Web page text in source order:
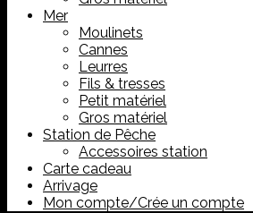
Mer
Moulinets
Cannes
Leurres
Fils & tresses
Petit matériel
Gros matériel
Station de Pêche
Accessoires station
Carte cadeau
Arrivage
Mon compte/Crée un compte